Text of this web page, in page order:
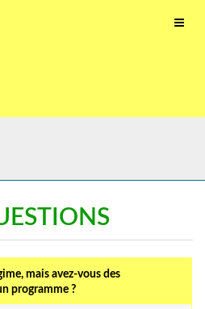
Toggle
mais avez-vous des
programme ?